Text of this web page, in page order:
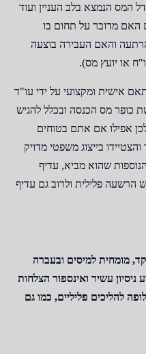
המס הנמצא בלב העניין ועוד
האם מדובר על תחום בו
והאם העבירה בוצעה
או יועץ מס).
אישית ומקצועי על ידי עו"ד
כופר מס הכנסה ובכלל להגיש
אפילו אם אתם בטוחים
בייצוג משפטי מדויק
שהוא מביא, עדיף
הרשעה פלילית ולרוב גם עדיף
מומחית למיסים ובעברה
עשיר ואינספור הצלחות
להליכים פליליים, כמו גם